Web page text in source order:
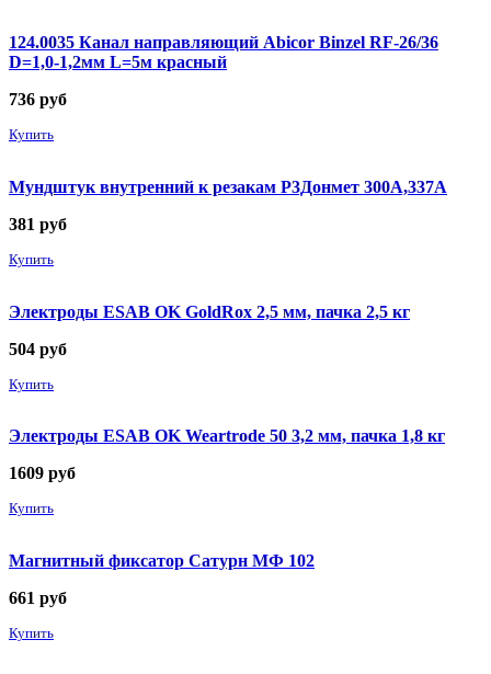
124.0035 Канал направляющий Abicor Binzel RF-26/36
D=1,0-1,2мм L=5м красный
736 руб
Купить
Мундштук внутренний к резакам Р3Донмет 300А,337А
381 руб
Купить
Электроды ESAB OK GoldRox 2,5 мм, пачка 2,5 кг
504 руб
Купить
Электроды ESAB OK Weartrode 50 3,2 мм, пачка 1,8 кг
1609 руб
Купить
Магнитный фиксатор Сатурн МФ 102
661 руб
Купить